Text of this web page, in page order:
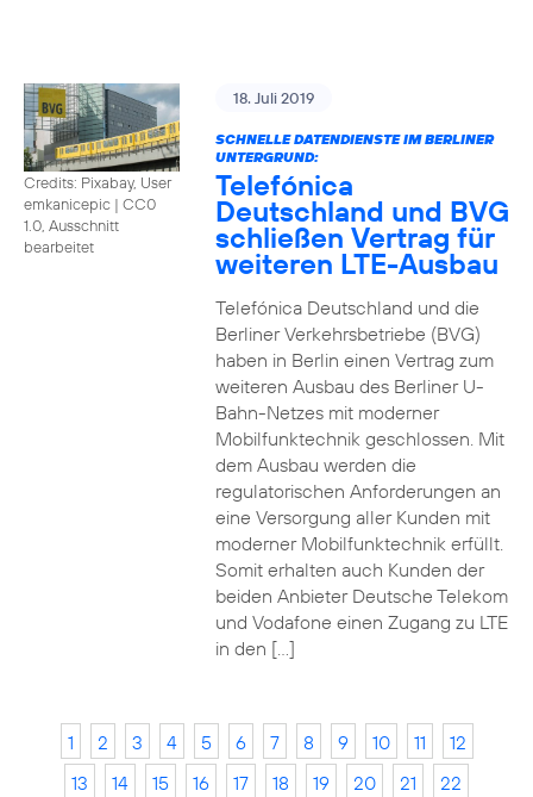
Credits: Pixabay, User
emkanicepic | CC0
1.0, Ausschnitt
bearbeitet
18. Juli 2019
SCHNELLE DATENDIENSTE IM BERLINER
UNTERGRUND:
Telefónica
Deutschland und BVG
schließen Vertrag für
weiteren LTE-Ausbau
Telefónica Deutschland und die
Berliner Verkehrsbetriebe (BVG)
haben in Berlin einen Vertrag zum
weiteren Ausbau des Berliner U-
Bahn-Netzes mit moderner
Mobilfunktechnik geschlossen. Mit
dem Ausbau werden die
regulatorischen Anforderungen an
eine Versorgung aller Kunden mit
moderner Mobilfunktechnik erfüllt.
Somit erhalten auch Kunden der
beiden Anbieter Deutsche Telekom
und Vodafone einen Zugang zu LTE
in den […]
1 2 3 4 5 6 7 8 9 10 11
12
13
14 15 16 17 18 19 20 21
22